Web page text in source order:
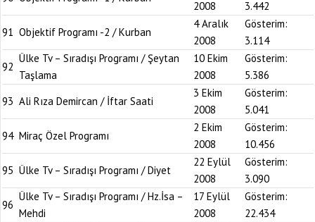
2008
3.442
91 Objektif Programı -2 / Kurban
4 Aralık
2008
Gösterim:
3.114
92
Ülke Tv – Sıradışı Programı / Şeytan
Taşlama
10 Ekim
2008
Gösterim:
5.386
93 Ali Rıza Demircan / İftar Saati
3 Ekim
2008
Gösterim:
5.041
94 Miraç Özel Programı
2 Ekim
2008
Gösterim:
10.456
95 Ülke Tv – Sıradışı Programı / Diyet
22 Eylül
2008
Gösterim:
3.090
96
Ülke Tv – Sıradışı Programı / Hz.İsa –
Mehdi
17 Eylül
2008
Gösterim:
22.434